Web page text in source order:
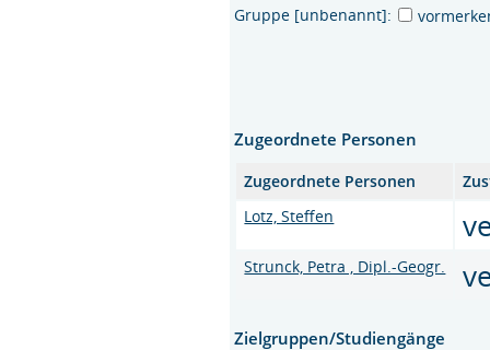
Gruppe [unbenannt]:
Zugeordnete Personen
Zugeordnete Personen
Lotz, Steffen
Strunck, Petra , Dipl.-Geogr.
Zielgruppen/Studiengänge